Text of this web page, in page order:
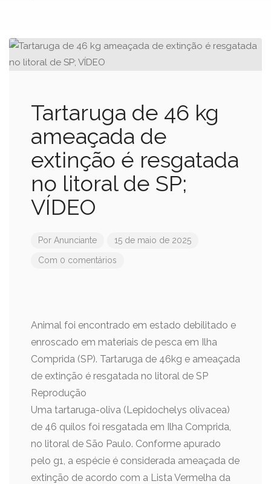
Tartaruga de 46 kg
ameaçada de
extinção é resgatada
no litoral de SP;
VÍDEO
Por Anunciante 15 de maio de 2025
Com 0 comentários
Animal foi encontrado em estado debilitado e
enroscado em materiais de pesca em Ilha
Comprida (SP). Tartaruga de 46kg e ameaçada
de extinção é resgatada no litoral de SP
Reprodução
Uma tartaruga-oliva (Lepidochelys olivacea)
de 46 quilos foi resgatada em Ilha Comprida,
no litoral de São Paulo. Conforme apurado
pelo g1, a espécie é considerada ameaçada de
extinção de acordo com a Lista Vermelha da